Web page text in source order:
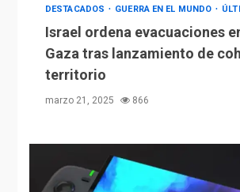
DESTACADOS GUERRA EN EL MUNDO
Israel ordena evacuaciones
Gaza tras lanzamiento de
territorio
marzo 21, 2025 866